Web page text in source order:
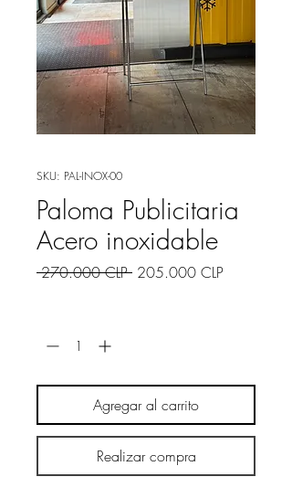
SKU: PAL-INOX-00
Paloma Publicitaria
Acero inoxidable
270.000 CLP Precio
205.000 CLP
Agregar al carrito
Realizar compra